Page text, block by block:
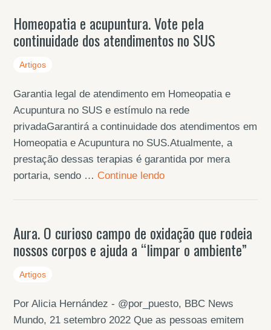
Homeopatia e acupuntura. Vote pela
continuidade dos atendimentos no SUS
Artigos
Garantia legal de atendimento em Homeopatia e
Acupuntura no SUS e estímulo na rede
privadaGarantirá a continuidade dos atendimentos em
Homeopatia e Acupuntura no SUS.Atualmente, a
prestação dessas terapias é garantida por mera
portaria, sendo … Continue lendo
Aura. O curioso campo de oxidação que rodeia
nossos corpos e ajuda a “limpar o ambiente”
Artigos
Por Alicia Hernández - @por_puesto, BBC News
Mundo, 21 setembro 2022 Que as pessoas emitem